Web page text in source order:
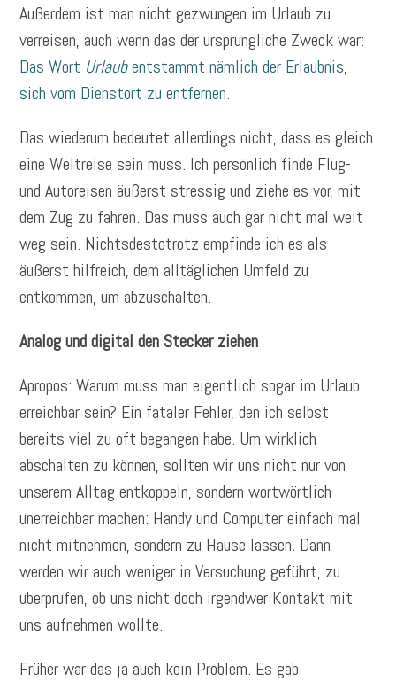
Außerdem ist man nicht gezwungen im Urlaub zu
verreisen, auch wenn das der ursprüngliche Zweck war:
Das Wort Urlaubentstammt nämlich der Erlaubnis,
sich vom Dienstort zu entfernen.
Das wiederum bedeutet allerdings nicht, dass es gleich
eine Weltreise sein muss. Ich persönlich finde Flug-
und Autoreisen äußerst stressig und ziehe es vor, mit
dem Zug zu fahren. Das muss auch gar nicht mal weit
weg sein. Nichtsdestotrotz empfinde ich es als
äußerst hilfreich, dem alltäglichen Umfeld zu
entkommen, um abzuschalten.
Analog und digital den Stecker ziehen
Apropos: Warum muss man eigentlich sogar im Urlaub
erreichbar sein? Ein fataler Fehler, den ich selbst
bereits viel zu oft begangen habe. Um wirklich
abschalten zu können, sollten wir uns nicht nur von
unserem Alltag entkoppeln, sondern wortwörtlich
unerreichbar machen: Handy und Computer einfach mal
nicht mitnehmen, sondern zu Hause lassen. Dann
werden wir auch weniger in Versuchung geführt, zu
überprüfen, ob uns nicht doch irgendwer Kontakt mit
uns aufnehmen wollte.
Früher war das ja auch kein Problem. Es gab